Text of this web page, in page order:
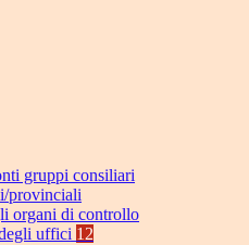
gruppi consiliari
provinciali
organi di controllo
uffici 12